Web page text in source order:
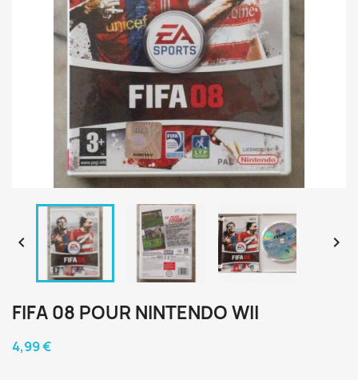
 
FIFA 08 POUR NINTENDO WII
4,99 €